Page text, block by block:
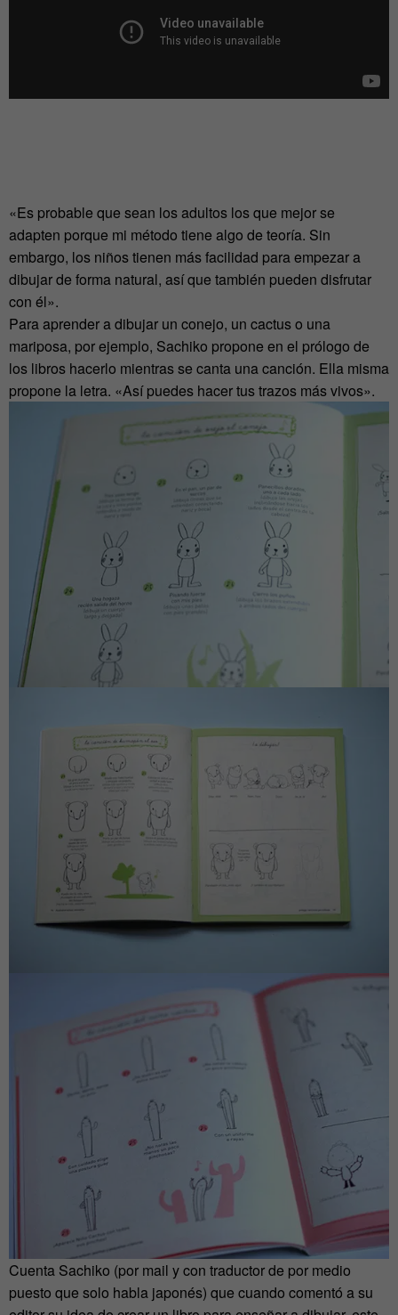
«Es probable que sean los adultos los que mejor se
adapten porque mi método tiene algo de teoría. Sin
embargo, los niños tienen más facilidad para empezar a
dibujar de forma natural, así que también pueden disfrutar
con él».
Para aprender a dibujar un conejo, un cactus o una
mariposa, por ejemplo, Sachiko propone en el prólogo de
los libros hacerlo mientras se canta una canción. Ella misma
propone la letra. «Así puedes hacer tus trazos más vivos».
Cuenta Sachiko (por mail y con traductor de por medio
puesto que solo habla japonés) que cuando comentó a su